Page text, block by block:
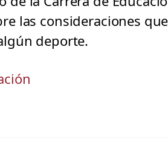
las consideraciones
deporte.